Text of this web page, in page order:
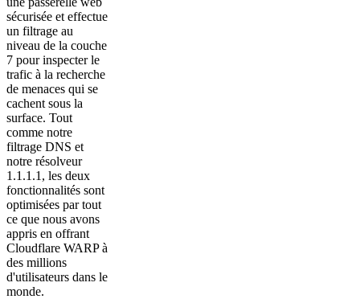
sécurisée et effectue
un filtrage au
niveau de la couche
7 pour inspecter le
trafic à la recherche
de menaces qui se
cachent sous la
surface. Tout
comme notre
filtrage DNS et
notre résolveur
1.1.1.1, les deux
fonctionnalités sont
optimisées par tout
ce que nous avons
appris en offrant
Cloudflare WARP à
des millions
d'utilisateurs dans le
monde.